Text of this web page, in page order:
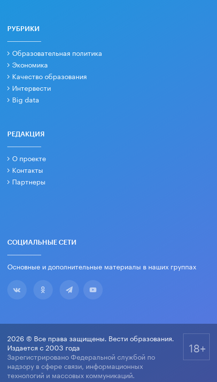
РУБРИКИ
Образовательная политика
Экономика
Качество образования
Интервести
Big data
РЕДАКЦИЯ
О проекте
Контакты
Партнеры
СОЦИАЛЬНЫЕ СЕТИ
Основные и дополнительные материалы в наших группах
2026 © Все права защищены. Вести образования.
Издается с 2003 года
Зарегистрировано Федеральной службой по
надзору в сфере связи, информационных
технологий и массовых коммуникаций.
18+